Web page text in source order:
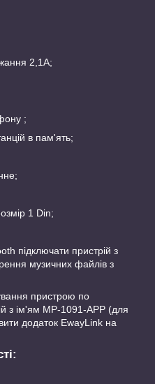
2,1А;
;
в пам'ять;
1 Din;
підключати пристрій з
музичних файлів з
пристрою по
з ім'ям MP-1091-APP (для
додаток EwayLink на